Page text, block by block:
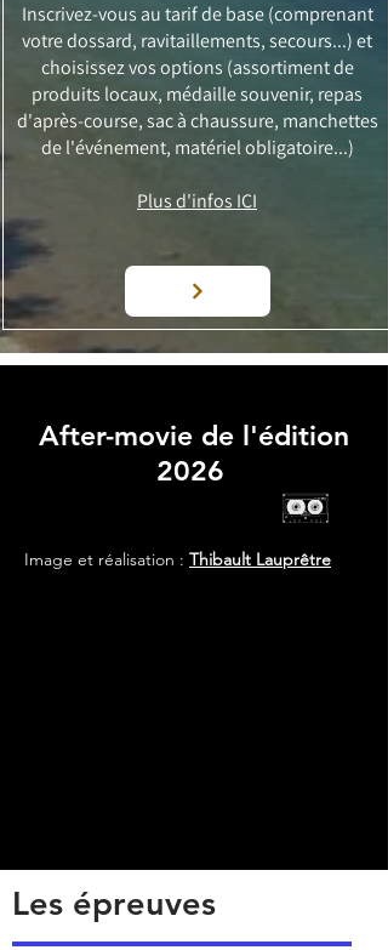
Inscrivez-vous au tarif de base (comprenant
votre dossard, ravitaillements, secours...) et
choisissez vos options (assortiment de
produits locaux, médaille souvenir, repas
d'après-course, sac à chaussure, manchettes
de l'événement, matériel obligatoire...)
Plus d'infos ICI
After-movie de l'édition
2026
Image et réalisation : Thibault Lauprêtre
Les épreuves